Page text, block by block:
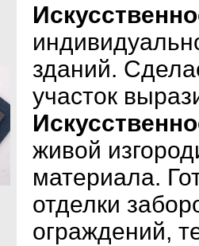
зданий.
участок
живой
материала.
отделки
ограждений,